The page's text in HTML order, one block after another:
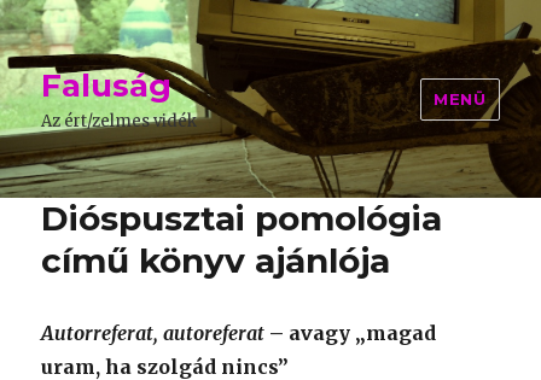
Faluság
Az ért/zelmes vidék
MENÜ
Dióspusztai pomológia
című könyv ajánlója
Autorreferat, autoreferat – avagy „magad
uram, ha szolgád nincs”